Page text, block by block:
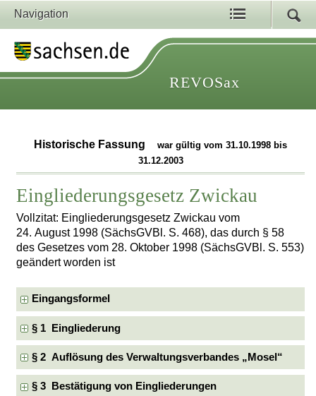
Navigation
REVOSax
Historische Fassung
war gültig vom 31.10.1998 bis
31.12.2003
Eingliederungsgesetz Zwickau
Vollzitat: Eingliederungsgesetz Zwickau vom
24. August 1998 (SächsGVBl. S. 468), das durch § 58
des Gesetzes vom 28. Oktober 1998 (SächsGVBl. S. 553)
geändert worden ist
Eingangsformel
§ 1 Eingliederung
§ 2 Auflösung des Verwaltungsverbandes „Mosel“
§ 3 Bestätigung von Eingliederungen